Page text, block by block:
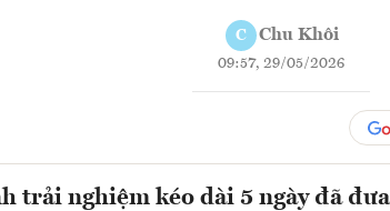
C Chu Khôi
09:57, 29/05/2026
trải nghiệm kéo dài 5 ngày đã